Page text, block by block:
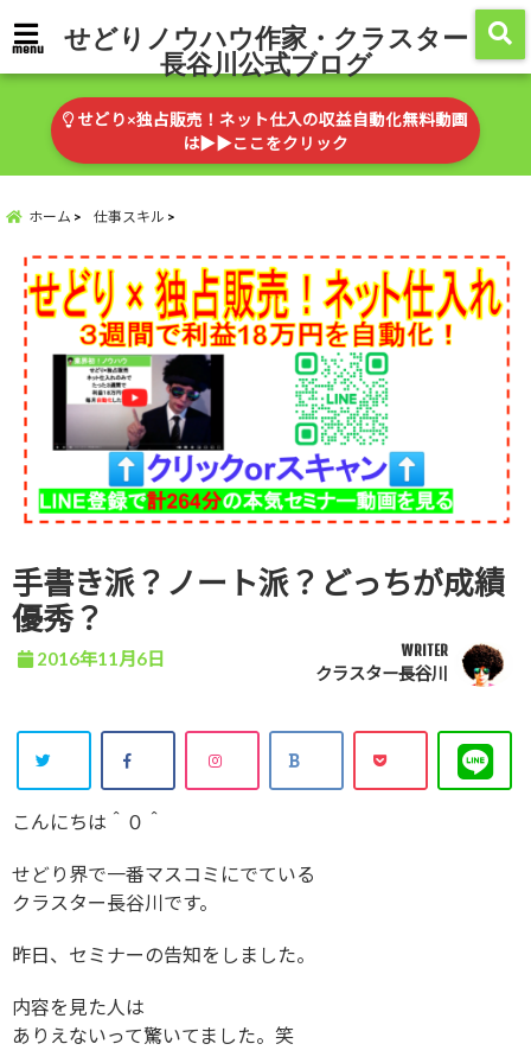
menu せどりノウハウ作家・クラスター
長谷川公式ブログ
せどり×独占販売！ネット仕入の収益自動化無料動画
は▶︎▶︎ここをクリック
ホーム 仕事スキル
手書き派？ノート派？どっちが成績
優秀？
2016年11月6日 WRITER
クラスター長谷川
こんにちは＾０＾
せどり界で一番マスコミにでている
クラスター長谷川です。
昨日、セミナーの告知をしました。
内容を見た人は
ありえないって驚いてました。笑